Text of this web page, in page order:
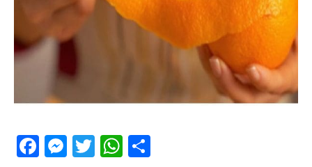
Facebook
Messenger
TwitterWhatsApp